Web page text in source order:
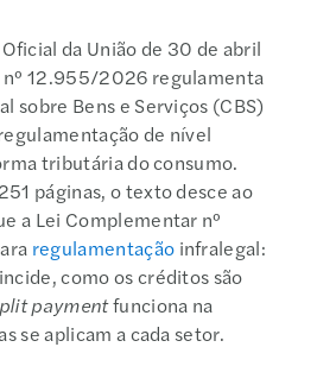
da União de 30 de abril
12.955/2026 regulamenta
sobre Bens e Serviços (CBS)
de nível
tributária do consumo.
páginas, o texto desce ao
a Lei Complementar nº
regulamentação infralegal:
como os créditos são
paymentfunciona na
se aplicam a cada setor.